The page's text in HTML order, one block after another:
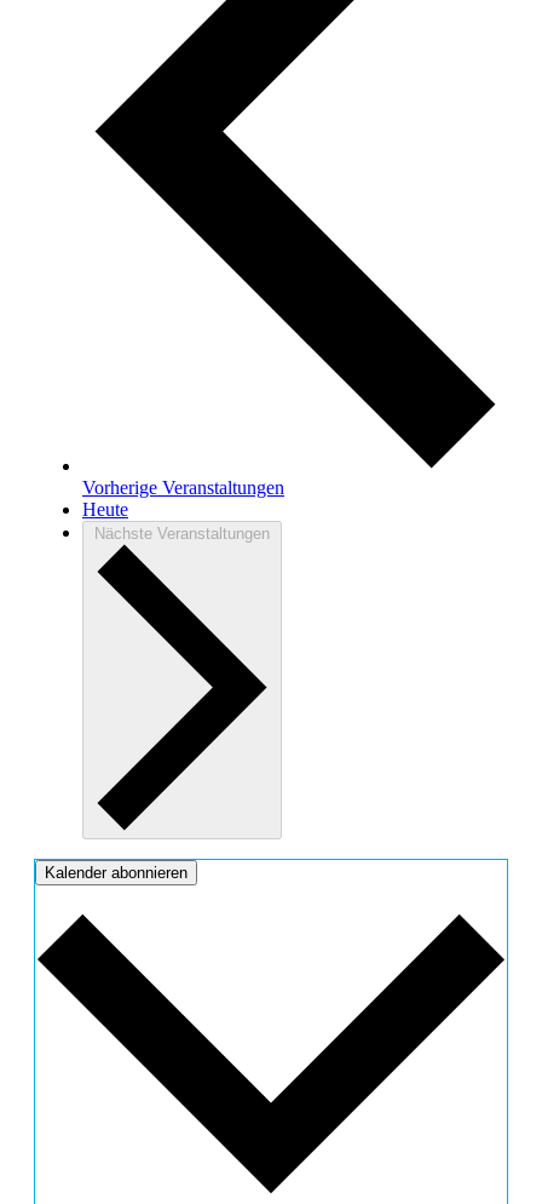
Vorherige Veranstaltungen
Heute
Nächste Veranstaltungen
Kalender abonnieren